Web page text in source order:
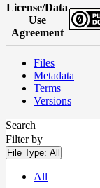
License/Data
Use
Agreement
Files
Metadata
Terms
Versions
Search
Filter by
File Type: All
All